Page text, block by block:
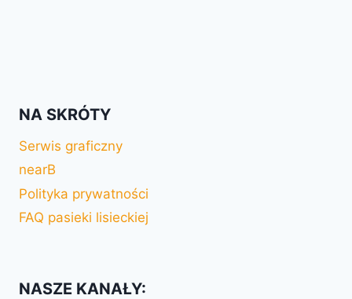
NA SKRÓTY
Serwis graficzny
nearB
Polityka prywatności
FAQ pasieki lisieckiej
NASZE KANAŁY: